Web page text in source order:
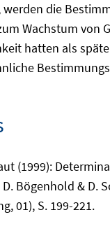
werden die
Wachstum von
hatten als
(1999):
Bögenhold & D.
01), S. 199-221.